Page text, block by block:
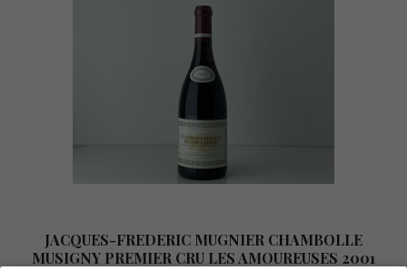
JACQUES-FREDERIC MUGNIER CHAMBOLLE
MUSIGNY PREMIER CRU LES AMOUREUSES 2001